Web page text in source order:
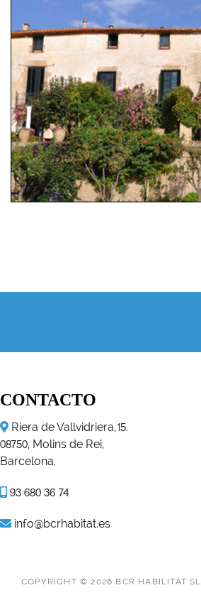
CONTACTO
Riera de Vallvidriera,15.
08750, Molins de Rei,
Barcelona.
93 680 36 74
info@bcrhabitat.es
COPYRIGHT © 2026 BCR HABILITAT SL